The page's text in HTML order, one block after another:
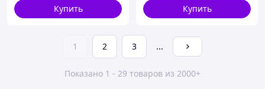
Купить Купить
1 2 3 ...
Показано 1 - 29 товаров из 2000+